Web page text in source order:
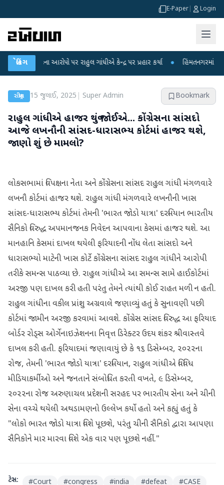
E-Paper Login
બ્રેકિંગ
લીકના આરોપો પર રાહુલ ગાંધીએ કેન્દ્ર પર પ્રહાર કર્યા ● હિંમતનગરમાં રહસ્યમય
રાષ્ટ્રીય 15 જુલાઈ, 2025 Super Admin Bookmark
રાહુલ ગાંધીએ હાજર થવું જોઈએ... કોંગ્રેસના સાંસદો
આજે લખનૌની સાંસદ-ધારાસભ્ય કોર્ટમાં હાજર થશે,
જાણો શું છે મામલો?
લોકસભામાં વિપક્ષના નેતા અને કોંગ્રેસના સાંસદ રાહુલ ગાંધી મંગળવારે
લખનૌ કોર્ટમાં હાજર થશે. રાહુલ ગાંધી મંગળવારે લખનૌની ખાસ
સાંસદ-ધારાસભ્ય કોર્ટમાં તેમની 'ભારત જોડો યાત્રા' દરમિયાન ભારતીય
સૈનિકો વિરુદ્ધ અપમાનજનક નિવેદન આપવાના કેસમાં હાજર થશે. આ
માનહાનિ કેસમાં દાખલ થયેલી ફરિયાદની નોંધ લેતા સાંસદો અને
ધારાસભ્યો માટેની ખાસ કોર્ટે કોંગ્રેસના સાંસદ રાહુલ ગાંધીને આરોપી
તરીકે સમન્સ પાઠવ્યા છે. રાહુલ ગાંધીએ આ સમન્સ સામે હાઈકોર્ટમાં
અરજી પણ દાખલ કરી હતી પરંતુ તેમને ત્યાંથી કોઈ રાહત મળી ન હતી.
રાહુલ ગાંધીના વકીલ પ્રાંશુ અગ્રવાલે જણાવ્યું હતું કે સુનાવણી પછી
કોર્ટમાં જામીન અરજી કરવામાં આવશે. કોંગ્રેસ સાંસદ વિરુદ્ધ આ ફરિયાદ
બોર્ડર રોડ્સ ઓર્ગેનાઇઝેશનના નિવૃત્ત ડિરેક્ટર ઉદય શંકર શ્રીવાસ્તવે
દાખલ કરી હતી. ફરિયાદમાં જણાવાયું છે કે ૧૬ ડિસેમ્બર, ૨૦૨૨ના
રોજ, તેમની 'ભારત જોડો યાત્રા' દરમિયાન, રાહુલ ગાંધીએ વિવિધ
મીડિયાકર્મીઓ અને જનતાને સંબોધિત કરતી વખતે, ૯ ડિસેમ્બર,
૨૦૨૨ના રોજ અરુણાચલ પ્રદેશની સરહદ પર ભારતીય સેના અને ચીની
સેના વચ્ચે થયેલી અથડામણનો ઉલ્લેખ કર્યો હતો અને કહ્યું હતું કે
"લોકો ભારત જોડો યાત્રા વિશે પૂછશે, પરંતુ ચીની સૈનિકો દ્વારા આપણા
સૈનિકોને માર મારવા વિશે એક વાર પણ પૂછશે નહીં."
ટેગ્સ: #Court #congress #india #defeat #CASE